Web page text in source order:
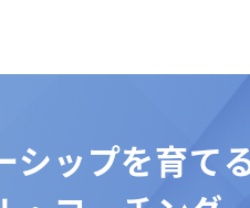
シップを育て